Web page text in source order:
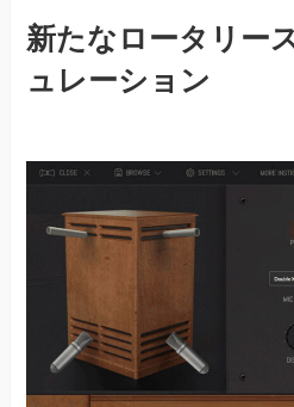
新たなロータリー
ュレーション